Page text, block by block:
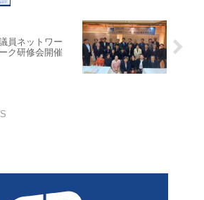
員ネットワー
ク研修会開催